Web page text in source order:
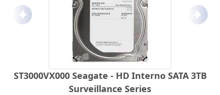
ST3000VX000 Seagate - HD Interno SATA 3TB
Surveillance Series
Anterior